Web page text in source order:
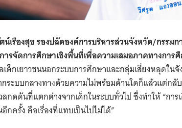
น์เรืองสุขรองปลัดองค์การบริหารส่วนจังหวัด/กรรม
ารจัดการศึกษาเชิงพื้นที่เพื่อความเสมอภาคทางการ
ด็กเยาวชนนอกระบบการศึกษาและกลุ่มเสี่ยงหลุดใน
ระบบกลางทางด้วยความไม่พร้อมด้านใดก็แล้วแต่ก
กดดันที่แตกต่างจากเด็กในระบบทั่วไป ซึ่งทำให้ “กา
อีกครั้ง คือเรื่องที่แทบเป็นไปไม่ได้”